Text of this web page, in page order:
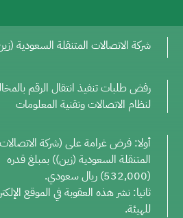
شركة الاتصالات المتنقلة السعودية
رفض طلبات تنفيذ انتقال الرقم
لنظام الاتصالات وتقنية المعلومات
أولا: فرض غرامة على (شركة الاتصالات
المتنقلة السعودية (زين)) بمبلغ قدره
(532,000) ريال سعودي.
ثانيا: نشر هذه العقوبة في الموقع
للهيئة.